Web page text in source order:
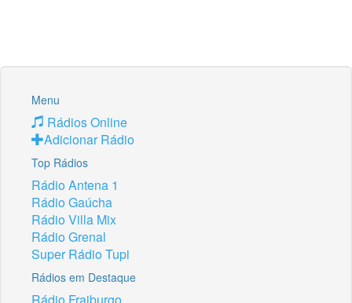
Menu
Rádios Online
Adicionar Rádio
Top Rádios
Rádio Antena 1
Rádio Gaúcha
Rádio Villa Mix
Rádio Grenal
Super Rádio Tupi
Rádios em Destaque